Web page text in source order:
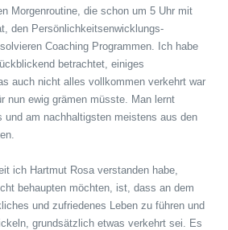
Morgenroutine, die schon um 5 Uhr mit
den Persönlichkeitsenwicklungs-
Coaching Programmen. Ich habe
betrachtet, einiges
auch nicht alles vollkommen verkehrt war
nun ewig grämen müsste. Man lernt
und am nachhaltigsten meistens aus den
ich Hartmut Rosa verstanden habe,
behaupten möchten, ist, dass an dem
und zufriedenes Leben zu führen und
grundsätzlich etwas verkehrt sei. Es